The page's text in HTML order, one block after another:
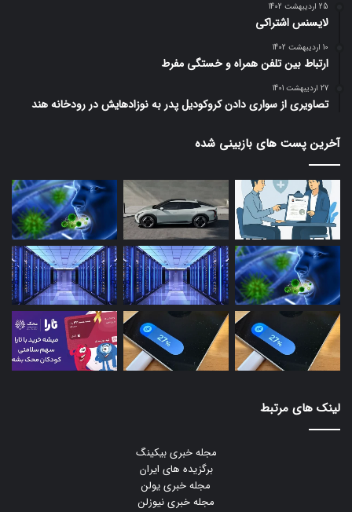
25 اردیبهشت 1402
لایسنس اشتراکی
10 اردیبهشت 1402
ارتباط بین تلفن همراه و خستگی مفرط
27 اردیبهشت 1401
تصاویری از سواری دادن کروکودیل پدر به نوزادهایش در رودخانه هند
آخرین پست های بازبینی شده
لینک های مرتبط
مجله خبری بیکینگ
برگزیده های ایران
مجله خبری یولن
مجله خبری نیوزلن